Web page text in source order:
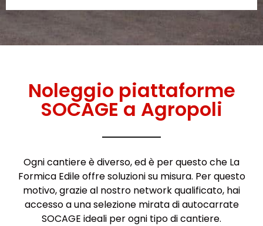
Noleggio piattaforme
SOCAGE a Agropoli
Ogni cantiere è diverso, ed è per questo che La
Formica Edile offre soluzioni su misura. Per questo
motivo, grazie al nostro network qualificato, hai
accesso a una selezione mirata di autocarrate
SOCAGE ideali per ogni tipo di cantiere.